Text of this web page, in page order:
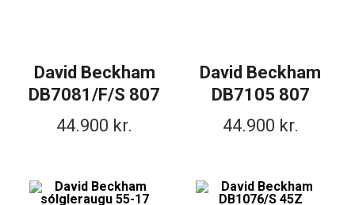
David Beckham
DB7081/F/S 807
44.900 kr.
David Beckham
DB7105 807
44.900 kr.